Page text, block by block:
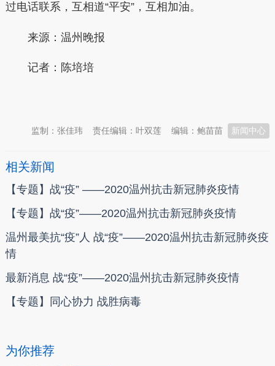
过电话联系，互相道“平安”，互相加油。
来源：温州晚报
记者：陈培培
新闻中心
编辑：鲍苗苗
责任编辑：叶双莲
监制：张佳玮
相关新闻
【专题】战“疫” ——2020温州抗击新冠肺炎疫情
【专题】战“疫”——2020温州抗击新冠肺炎疫情
温州最美抗“疫”人 战“疫”——2020温州抗击新冠肺炎疫
情
最新消息 战“疫”——2020温州抗击新冠肺炎疫情
【专题】同心协力 战胜病毒
为你推荐